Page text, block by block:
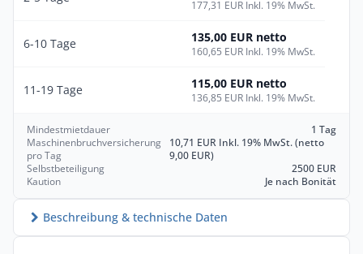
177,31 EUR Inkl. 19% MwSt.
6-10 Tage 135,00 EUR netto
160,65 EUR Inkl. 19% MwSt.
11-19 Tage 115,00 EUR netto
136,85 EUR Inkl. 19% MwSt.
Mindestmietdauer
1 Tag
Maschinenbruchversicherung
pro Tag
10,71 EUR Inkl. 19% MwSt. (netto
9,00 EUR)
Selbstbeteiligung
2500 EUR
Kaution
Je nach Bonität
Beschreibung & technische Daten